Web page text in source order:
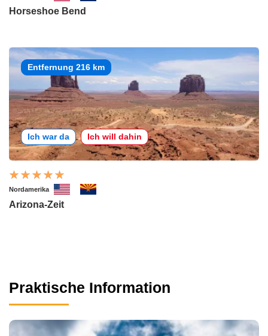
Horseshoe Bend
Entfernung 216 km
Ich war da Ich will dahin
Nordamerika
Arizona-Zeit
Praktische Information